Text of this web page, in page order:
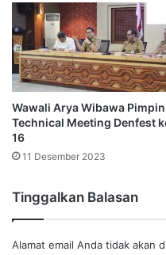
Wawali Arya Wibawa Pimpin
Technical Meeting Denfest
16
11 Desember 2023
Tinggalkan Balasan
Alamat email Anda tidak akan